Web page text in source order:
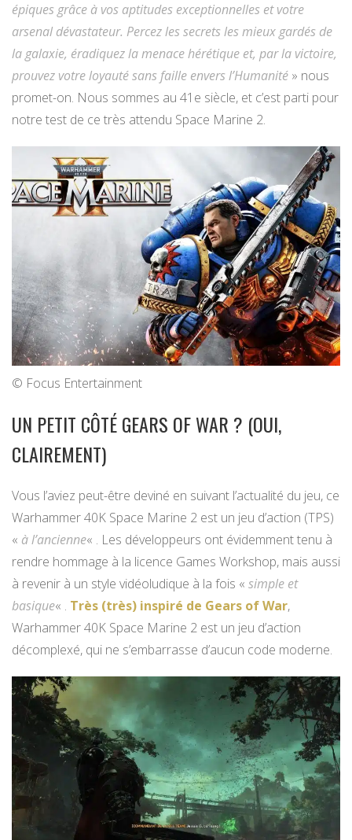
épiques grâce à vos aptitudes exceptionnelles et votre
arsenal dévastateur. Percez les secrets les mieux gardés de
la galaxie, éradiquez la menace hérétique et, par la victoire,
prouvez votre loyauté sans faille envers l’Humanité » nous
promet-on. Nous sommes au 41e siècle, et c’est parti pour
notre test de ce très attendu Space Marine 2.
© Focus Entertainment
UN PETIT CÔTÉ GEARS OF WAR ? (OUI,
CLAIREMENT)
Vous l’aviez peut-être deviné en suivant l’actualité du jeu, ce
Warhammer 40K Space Marine 2 est un jeu d’action (TPS)
« à l’ancienne« . Les développeurs ont évidemment tenu à
rendre hommage à la licence Games Workshop, mais aussi
à revenir à un style vidéoludique à la fois « simple et
basique« . Très (très) inspiré de Gears of War,
Warhammer 40K Space Marine 2 est un jeu d’action
décomplexé, qui ne s’embarrasse d’aucun code moderne.